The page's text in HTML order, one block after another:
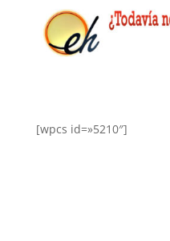
[wpcs id=»5210″]